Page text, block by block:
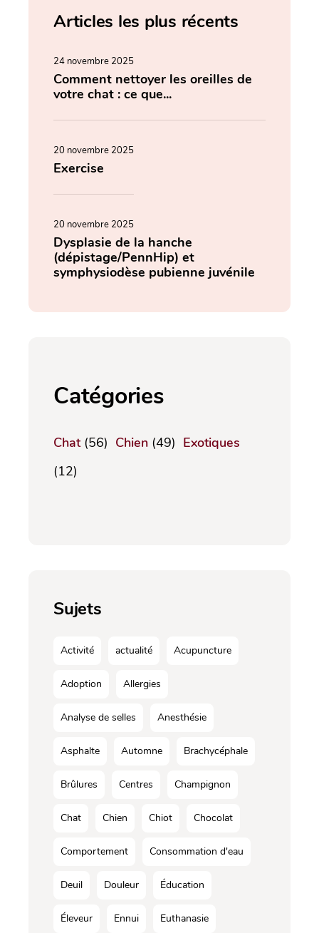
Articles les plus récents
24 novembre 2025
Comment nettoyer les oreilles de
votre chat : ce que...
20 novembre 2025
Exercise
20 novembre 2025
Dysplasie de la hanche
(dépistage/PennHip) et
symphysiodèse pubienne juvénile
Catégories
Chat(56) Chien (49) Exotiques
(12)
Sujets
Activité actualité Acupuncture
Adoption Allergies
Analyse de selles Anesthésie
Asphalte Automne Brachycéphale
Brûlures Centres Champignon
Chat Chien Chiot Chocolat
Comportement Consommation d'eau
Deuil Douleur Éducation
Éleveur Ennui Euthanasie